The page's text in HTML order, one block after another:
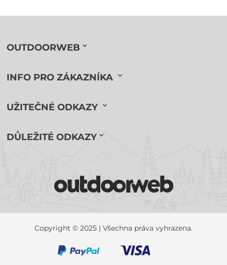
OUTDOORWEB
INFO PRO ZÁKAZNÍKA
UŽITEČNÉ ODKAZY
DŮLEŽITÉ ODKAZY
Copyright © 2025 | Všechna práva vyhrazena.